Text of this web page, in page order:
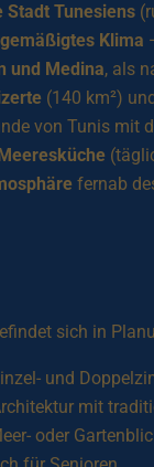
Stadt Tunesiens
Klima
und Medina, als
(140 km²)
von Tunis mit
fernab
sich in
und
mit
oder